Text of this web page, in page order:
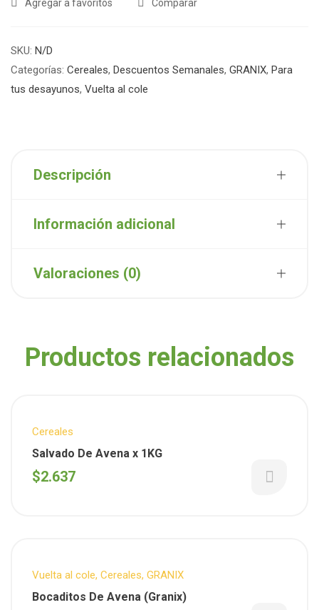
Agregar a favoritos Comparar
SKU: N/D
Categorías: Cereales, Descuentos Semanales, GRANIX, Para
tus desayunos, Vuelta al cole
Descripción
Información adicional
Valoraciones (0)
Productos relacionados
Cereales
Salvado De Avena x 1KG
$2.637
Vuelta al cole, Cereales, GRANIX
Bocaditos De Avena (Granix)